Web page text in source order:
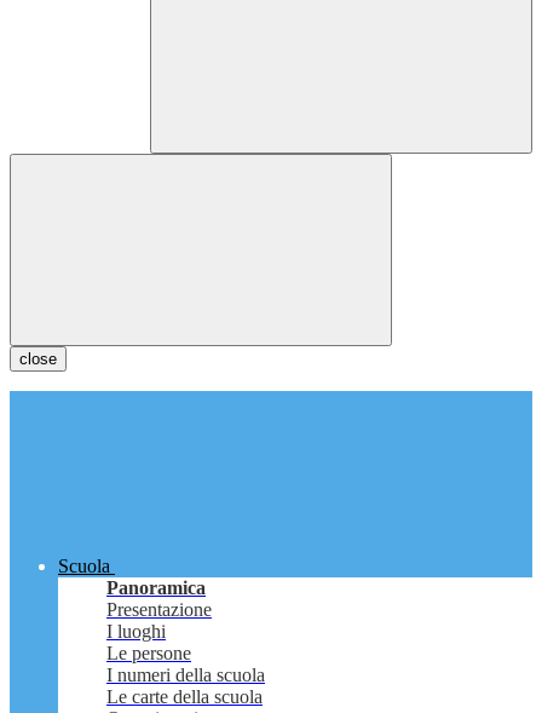
close
Scuola
Panoramica
Presentazione
I luoghi
Le persone
I numeri della scuola
Le carte della scuola